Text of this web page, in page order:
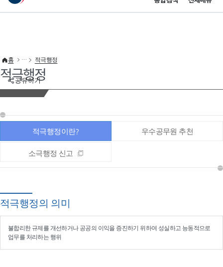
이 누리집은 대한민국 공식 전자정부 누리집입니다.
공유하기
홈 적극행정
적극행정
적극행정이란? 우수공무원 추천
소극행정 신고
적극행정의 의미
불합리한 규제를 개선하거나 공공의 이익을 증진하기 위하여 성실하고 능동적으로
업무를 처리하는 행위